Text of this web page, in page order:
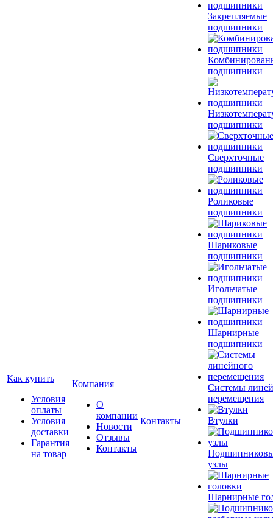
Как купить
Условия
оплаты
Условия
доставки
Гарантия
на товар
Компания
О
компании
Новости
Отзывы
Контакты
Контакты
Закрепляемые
подшипники
подшипники
подшипники
Сверхточные
подшипники
Роликовые
подшипники
Шариковые
подшипники
Игольчатые
подшипники
Шарнирные
подшипники
Системы
перемещения
Втулки
узлы
Шарнирные